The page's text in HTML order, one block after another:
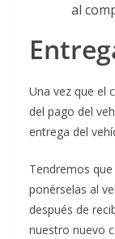
al
Una vez que el
del pago del
entrega del
Tendremos
ponérselas al
después de
nuestro nuevo